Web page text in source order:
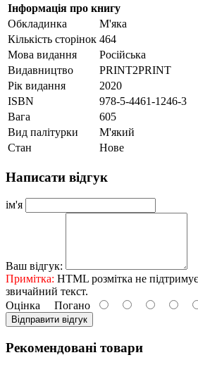
Інформація про книгу
Обкладинка
М'яка
Кількість сторінок 464
Мова видання
Російська
Видавництво
PRINT2PRINT
Рік видання
2020
ISBN
978-5-4461-1246-3
Вага
605
Вид палітурки
М'який
Стан
Нове
Написати відгук
ім'я
Ваш відгук:
Примітка: HTML розмітка не
звичайний текст.
Оцінка Погано
Відправити відгук
Рекомендовані товари